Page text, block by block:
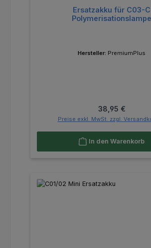
Ersatzakku für C03-C
Polymerisationslampe
Hersteller: PremiumPlus
Regulärer Preis:
38,95 €
Preise exkl. MwSt. zzgl.
In den Warenkorb